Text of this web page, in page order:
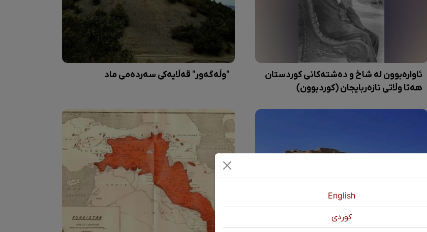
ئاوارەبوون لە شاخ و دەشتەکانی کوردستان
هەتا وڵاتی ئازەربایجان (کوردبوون)
"وڵەگەور" قەڵایەکی سەردەمی ماد
English
كوردی